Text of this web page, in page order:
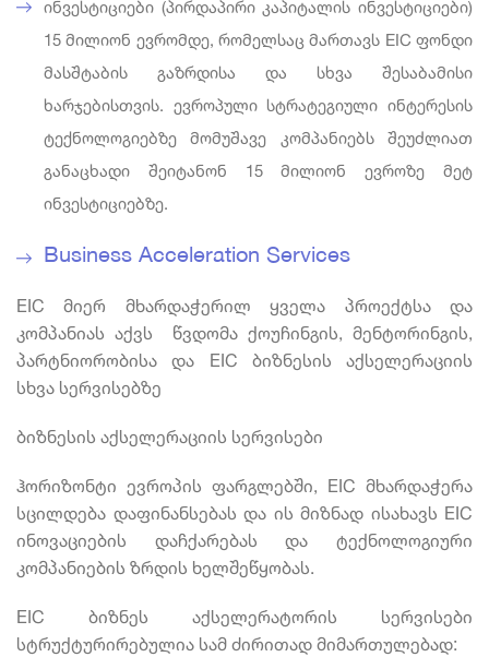
ინვესტიციები (პირდაპირი კაპიტალის ინვესტიციები)
15 მილიონ ევრომდე, რომელსაც მართავს EIC ფონდი
მასშტაბის გაზრდისა და სხვა შესაბამისი
ხარჯებისთვის. ევროპული სტრატეგიული ინტერესის
ტექნოლოგიებზე მომუშავე კომპანიებს შეუძლიათ
განაცხადი შეიტანონ 15 მილიონ ევროზე მეტ
ინვესტიციებზე.
Business Acceleration Services
EIC მიერ მხარდაჭერილ ყველა პროექტსა და
კომპანიას აქვს წვდომა ქოუჩინგის, მენტორინგის,
პარტნიორობისა და EIC ბიზნესის აქსელერაციის
სხვა სერვისებზე
ბიზნესის აქსელერაციის სერვისები
ჰორიზონტი ევროპის ფარგლებში, EIC მხარდაჭერა
სცილდება დაფინანსებას და ის მიზნად ისახავს EIC
ინოვაციების დაჩქარებას და ტექნოლოგიური
კომპანიების ზრდის ხელშეწყობას.
EIC ბიზნეს აქსელერატორის სერვისები
სტრუქტურირებულია სამ ძირითად მიმართულებად: